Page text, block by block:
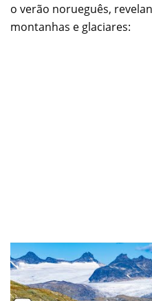
o verão norueguês,
montanhas e glaciares: